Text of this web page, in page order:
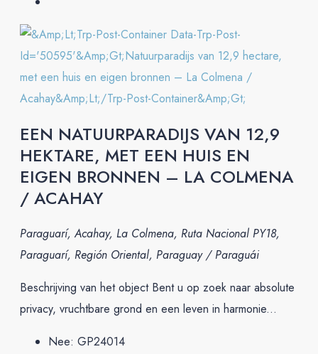
EEN NATUURPARADIJS VAN 12,9
HEKTARE, MET EEN HUIS EN
EIGEN BRONNEN – LA COLMENA
/ ACAHAY
Paraguarí, Acahay, La Colmena, Ruta Nacional PY18,
Paraguarí, Región Oriental, Paraguay / Paraguái
Beschrijving van het object Bent u op zoek naar absolute
privacy, vruchtbare grond en een leven in harmonie...
Nee: GP24014